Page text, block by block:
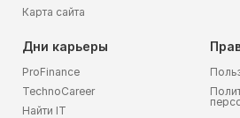
Карта сайта
Дни карьеры
ProFinance
TechnoCareer
Найти IT